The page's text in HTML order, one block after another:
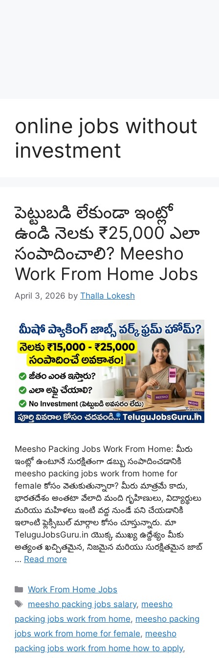
online jobs without
investment
పెట్టుబడి లేకుండా ఇంట్లో
ఉండి నెలకు ₹25,000 ఎలా
సంపాదించాలి? Meesho
Work From Home Jobs
April 3, 2026 by Thalla Lokesh
Meesho Packing Jobs Work From Home: మీరు
ఇంట్లో ఉంటూనే సురక్షితంగా డబ్బు సంపాదించడానికి
meesho packing jobs work from home for
female కోసం వెతుకుతున్నారా? మీరు మాత్రమే కాదు,
భారతదేశం అంతటా వేలాది మంది గృహిణులు, విద్యార్థులు
మరియు మహిళలు ఇంటి వద్ద నుండే పని చేయడానికి
ఇలాంటి ఫ్లెక్సిబుల్ మార్గాల కోసం చూస్తున్నారు. మా
TeluguJobsGuru.in యొక్క ముఖ్య ఉద్దేశ్యం మీకు
అత్యంత ఖచ్చితమైన, నిజమైన మరియు సురక్షితమైన జాబ్
… Read more
Categories
Work From Home Jobs
Tags
meesho packing jobs salary, meesho
packing jobs work from home, meesho packing
jobs work from home for female, meesho
packing jobs work from home how to apply,